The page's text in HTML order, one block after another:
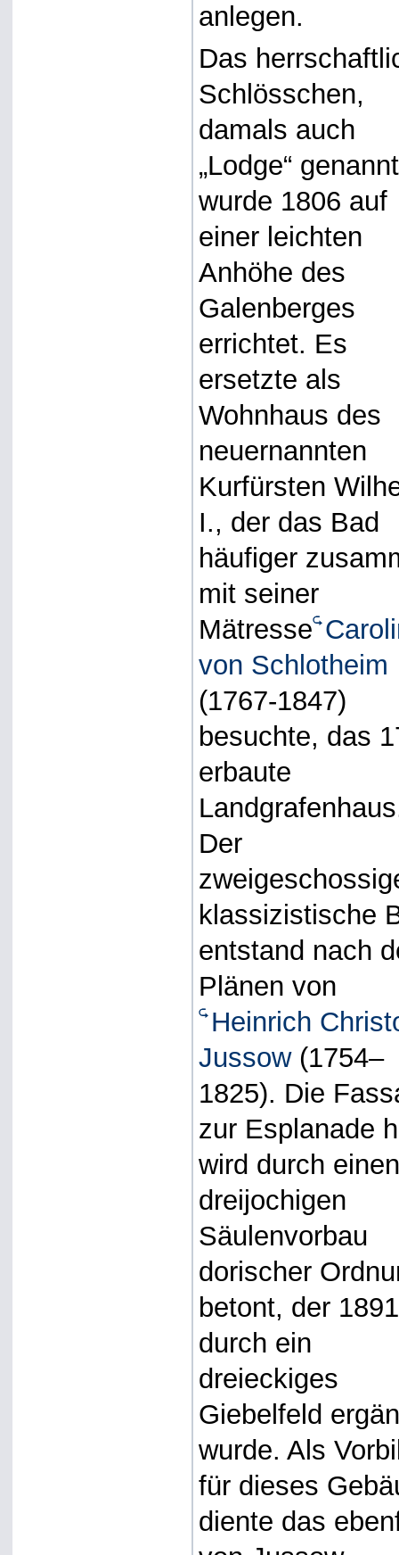
anlegen.
Das
Schlösschen,
damals auch
„Lodge“
wurde 1806 auf
einer leichten
Anhöhe des
Galenberges
errichtet. Es
ersetzte als
Wohnhaus des
neuernannten
Kurfürsten
I., der das Bad
häufiger
mit seiner
Mätresse
von Schlotheim
(1767-1847)
besuchte, das
erbaute
Der
klassizistische
entstand nach
Plänen von
Heinrich
Jussow(1754–
1825). Die
zur Esplanade
wird durch
dreijochigen
Säulenvorbau
dorischer
betont, der 1891
durch ein
dreieckiges
Giebelfeld
wurde. Als
für dieses
diente das